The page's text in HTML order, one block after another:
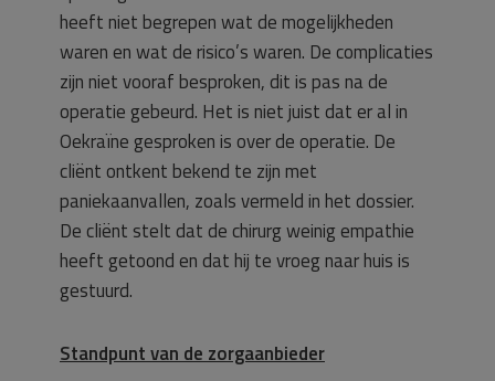
heeft niet begrepen wat de mogelijkheden
waren en wat de risico’s waren. De complicaties
zijn niet vooraf besproken, dit is pas na de
operatie gebeurd. Het is niet juist dat er al in
Oekraïne gesproken is over de operatie. De
cliënt ontkent bekend te zijn met
paniekaanvallen, zoals vermeld in het dossier.
De cliënt stelt dat de chirurg weinig empathie
heeft getoond en dat hij te vroeg naar huis is
gestuurd.
Standpunt van de zorgaanbieder